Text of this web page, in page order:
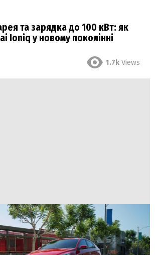
та зарядка до 100 кВт: як
Ioniq у новому поколінні
1.7k Views